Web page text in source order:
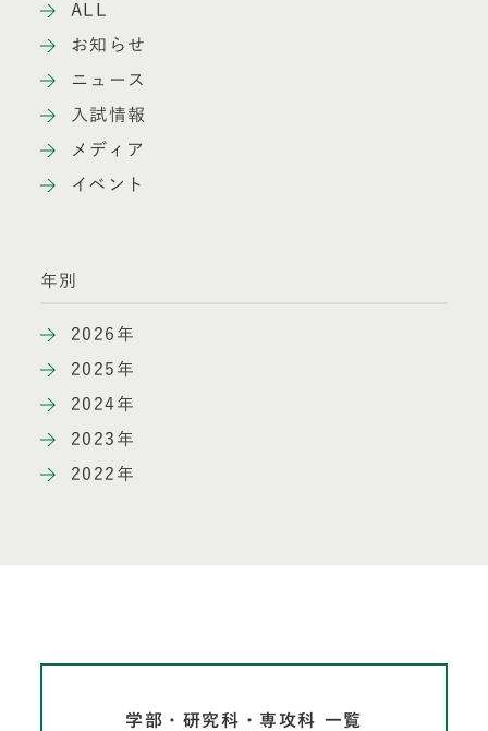
ALL
お知らせ
ニュース
入試情報
メディア
イベント
年別
2026年
2025年
2024年
2023年
2022年
学部・研究科・専攻科 一覧